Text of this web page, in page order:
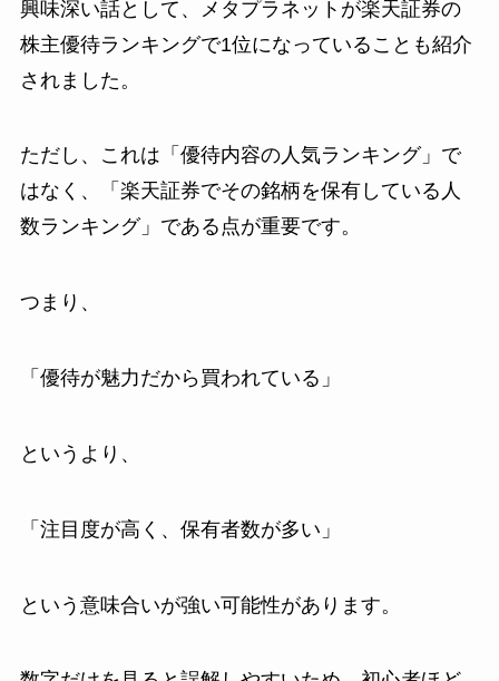
興味深い話として、メタプラネットが楽天証券の
株主優待ランキングで1位になっていることも紹介
されました。
ただし、これは「優待内容の人気ランキング」で
はなく、「楽天証券でその銘柄を保有している人
数ランキング」である点が重要です。
つまり、
「優待が魅力だから買われている」
というより、
「注目度が高く、保有者数が多い」
という意味合いが強い可能性があります。